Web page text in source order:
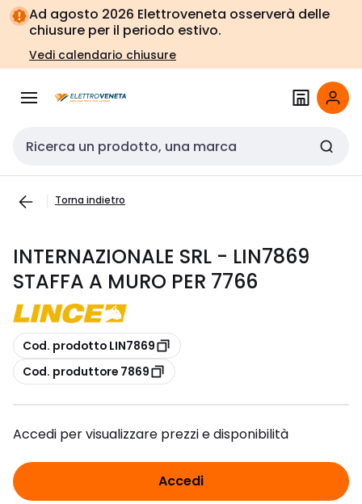
Vai alla
navigazione
Vai
alla
pagina
Ad agosto 2026 Elettroveneta osserverà delle
chiusure per il periodo estivo.
Vedi calendario chiusure
Cerca input
Torna indietro
INTERNAZIONALE SRL - LIN7869
STAFFA A MURO PER 7766
copia
Cod. prodotto LIN7869
copia
Cod. produttore 7869
Accedi per visualizzare prezzi e disponibilità
Accedi